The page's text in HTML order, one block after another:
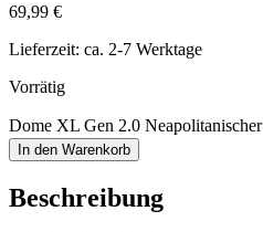
69,99 €
Lieferzeit: ca. 2-7 Werktage
Vorrätig
Dome XL Gen 2.0
In den Warenkorb
Beschreibung